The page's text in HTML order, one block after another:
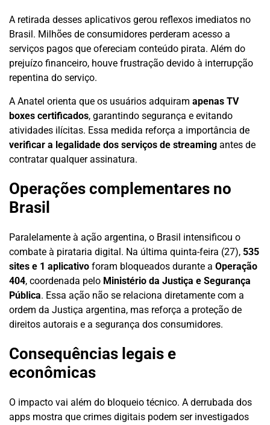
A retirada desses aplicativos gerou reflexos imediatos no
Brasil. Milhões de consumidores perderam acesso a
serviços pagos que ofereciam conteúdo pirata. Além do
prejuízo financeiro, houve frustração devido à interrupção
repentina do serviço.
A Anatel orienta que os usuários adquiram apenas TV
boxes certificados, garantindo segurança e evitando
atividades ilícitas. Essa medida reforça a importância de
verificar a legalidade dos serviços de streaming antes de
contratar qualquer assinatura.
Operações complementares no
Brasil
Paralelamente à ação argentina, o Brasil intensificou o
combate à pirataria digital. Na última quinta-feira (27), 535
sites e 1 aplicativo foram bloqueados durante a Operação
404, coordenada pelo Ministério da Justiça e Segurança
Pública. Essa ação não se relaciona diretamente com a
ordem da Justiça argentina, mas reforça a proteção de
direitos autorais e a segurança dos consumidores.
Consequências legais e
econômicas
O impacto vai além do bloqueio técnico. A derrubada dos
apps mostra que crimes digitais podem ser investigados